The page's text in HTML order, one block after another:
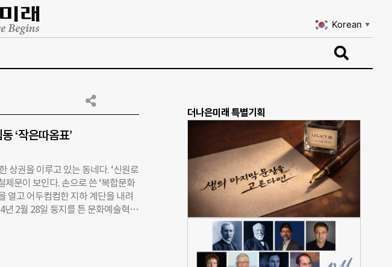
Korean ▼
‘작은따옴표’
상권을 이루고 있는 동네다. ‘신원로
문이 보인다. 손으로 쓴 ‘복합문화
열고 어두컴컴한 지하 계단을 내려
년 2월 28일 둥지를 튼 문화예술혁명
더나은미래 특별기획